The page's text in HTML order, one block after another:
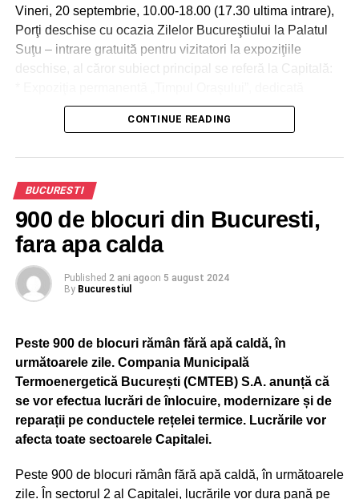
Vineri, 20 septembrie, 10.00-18.00 (17.30 ultima intrare),
Porţi deschise cu ocazia Zilelor Bucureştiului la Palatul
Suţu – intrare gratuită pentru vizitatori la expoziţiile
deschise, al căror subiect principal se referă la Capitală:
istoriei oraşului Bucureşti;
* Expoziţia tematică „Calea Victoriei, incursiune în istoria
Bucureşti şi Târgovişte în perioada medievală”;
* Expoziţia tematică „Arheologie digitală: Trecutul
medieval al Bucureştiului dintr-o perspectivă ceramică”;
* Expoziţia outdoor de fotografie „Trecut-au anii 2024”,
prin care vizitatorii pot retrăi farmecul Bucureştiului de
altădată prin prisma fotografiilor realizate de Şerban
Lăcriţeanu în anii ’70.
şi Franţa. Un parcurs plastic remarcabil” şi „Vechi cărţi
româneşti cu steme domneşti şi stihuri poeticeşti”.
Vineri, 20 septembrie, ora 17.00, publicul este invitat să
participe la vernisajul expoziţiei tematice „Universul
restaurării ceramicii”.
Vineri, 20 septembrie, 10.00-18.00 (17.30 ultima intrare),
de Mediu – Serviciul Ecologie Urbană, Primăria
Municipiului Bucureşti, în parteneriat cu Muzeul
CONTINUE READING
BUCURESTI
900 de blocuri din Bucuresti,
fara apa calda
Published 2 ani agoon 5 august 2024
By Bucurestiul
Peste 900 de blocuri rămân fără apă caldă, în
următoarele zile. Compania Municipală
Termoenergetică București (CMTEB) S.A. anunță că
se vor efectua lucrări de înlocuire, modernizare și de
reparații pe conductele rețelei termice. Lucrările vor
afecta toate sectoarele Capitalei.
Peste 900 de blocuri rămân fără apă caldă, în următoarele
zile. În sectorul 2 al Capitalei, lucrările vor dura pană pe